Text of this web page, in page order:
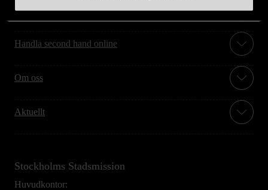
Hitta till oss
Handla second hand online
Om oss
Aktuellt
Stockholms Stadsmission
Huvudkontor: